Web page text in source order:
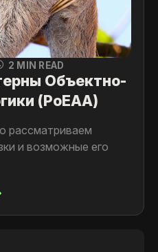
2 MIN READ
Объектно-
(PoEAA)
рассматриваем
и возможные его